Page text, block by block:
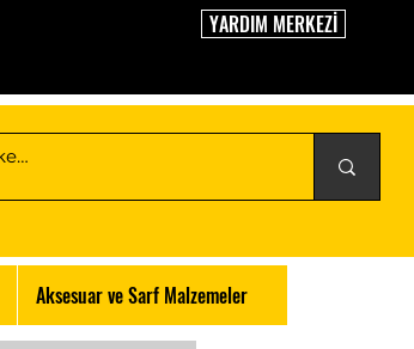
YARDIM MERKEZİ
Aksesuar ve Sarf Malzemeler